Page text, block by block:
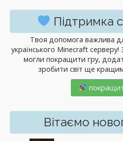
Підтримка
Твоя допомога важлива
українського Minecraft
могли покращити гру,
зробити світ ще кращим
Вітаємо